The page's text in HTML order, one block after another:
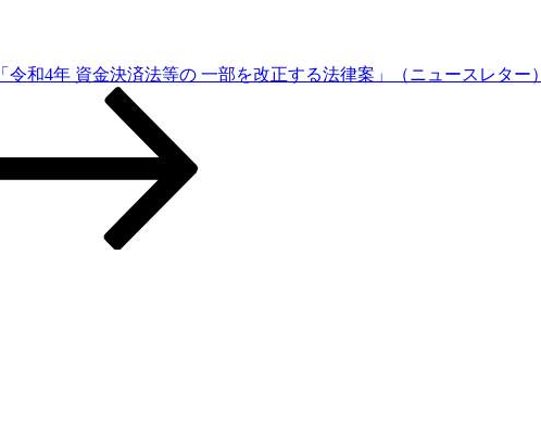
「令和4年 資金決済法等の 一部を改正する法律案」（ニュースレター）